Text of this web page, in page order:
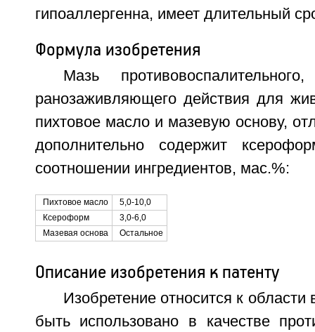
гипоаллергенна, имеет длительный
Формула изобретения
Мазь
ранозаживляющего действия для
пихтовое масло и мазевую основу,
дополнительно содержит
соотношении ингредиентов, мас.%:
Пихтовое масло
5,0-10,0
Ксероформ
3,0-6,0
Мазевая основа
Остальное
Описание изобретения к патенту
Изобретение относится к
быть использовано в качестве